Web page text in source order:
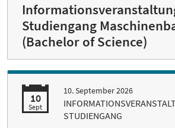
Studiengang
(Bachelor of Science)
10
Sept
10. September 2026
STUDIENGANG